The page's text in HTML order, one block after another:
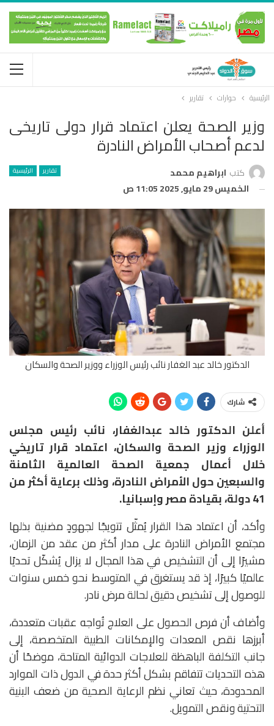
الرئيسية حوارات تقارير
وزير الصحة يعلن اعتماد قرار دولى تاريخى
لدعم أصحاب الأمراض النادرة
تقارير الرئيسية كتب ابراهيم محمد
الخميس 29 مايو, 2025 11:05 ص
الدكتور خالد عبد الغفار نائب رئيس الوزراء ووزير الصحة والسكان
شارك
أعلن الدكتور خالد عبدالغفار، نائب رئيس مجلس
الوزراء وزير الصحة والسكان، اعتماد قرار تاريخي
خلال أعمال جمعية الصحة العالمية الثامنة
والسبعين حول الأمراض النادرة، وذلك برعاية أكثر من
41 دولة، بقيادة مصر وإسبانيا.
وأكد، أن اعتماد هذا القرار يُمثّل تتويجًا لجهودٍ مضنية بذلها
مجتمع الأمراض النادرة على مدار أكثر من عقد من الزمان،
مشيرًا إلى أن التشخيص في هذا المجال لا يزال يُشكّل تحديًا
عالميًا كبيرًا، إذ قد يستغرق في المتوسط نحو خمس سنوات
للوصول إلى تشخيص دقيق لحالة مرض نادر.
وأضاف أن فرص الحصول على العلاج تُواجه عقبات متعددة،
أبرزها نقص المعدات والإمكانات الطبية المتخصصة، إلى
جانب التكلفة الباهظة للعلاجات الدوائية المتاحة، موضحًا أن
هذه التحديات تتفاقم بشكل أكثر حدة في الدول ذات الموارد
المحدودة، حيث تعاني نظم الرعاية الصحية من ضعف البنية
التحتية ونقص التمويل.